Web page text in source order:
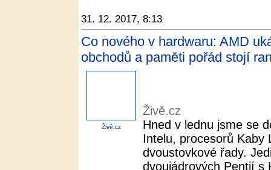
31. 12. 2017, 8:13
Co nového v hardwaru: AMD
obchodů a paměti pořád stojí
Živě.cz
Živě.cz
Hned v lednu jsme se
Intelu, procesorů Kaby
dvoustovkové řady.
dvoujádrových Pentií s